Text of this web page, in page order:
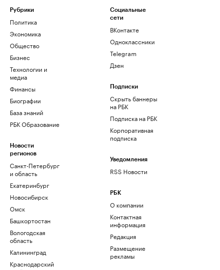
Рубрики
Политика
Экономика
Общество
Бизнес
Технологии и
медиа
Финансы
Биографии
База знаний
РБК Образование
Новости
регионов
Санкт-Петербург
и область
Екатеринбург
Новосибирск
Омск
Башкортостан
Вологодская
область
Калининград
Краснодарский
Социальные
сети
ВКонтакте
Одноклассники
Telegram
Дзен
Подписки
Скрыть баннеры
на РБК
Подписка на РБК
Корпоративная
подписка
Уведомления
RSS Новости
РБК
О компании
Контактная
информация
Редакция
Размещение
рекламы